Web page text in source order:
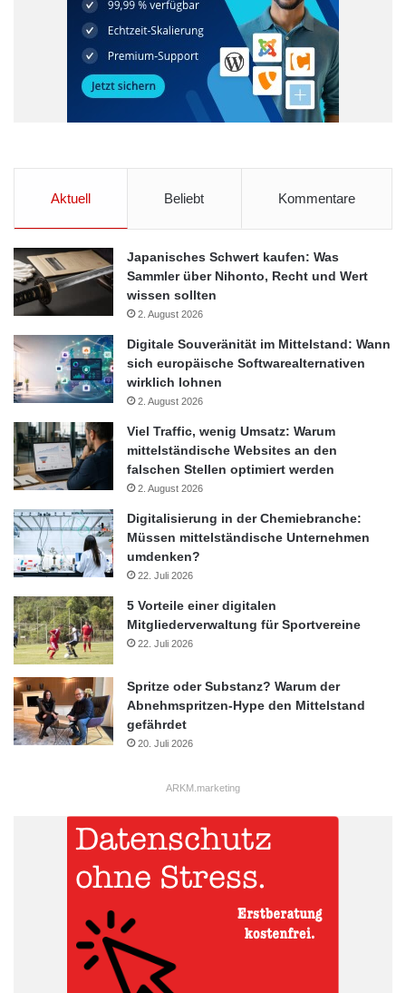
Aktuell Beliebt Kommentare
Japanisches Schwert kaufen: Was
Sammler über Nihonto, Recht und Wert
wissen sollten
2. August 2026
Digitale Souveränität im Mittelstand: Wann
sich europäische Softwarealternativen
wirklich lohnen
2. August 2026
Viel Traffic, wenig Umsatz: Warum
mittelständische Websites an den
falschen Stellen optimiert werden
2. August 2026
Digitalisierung in der Chemiebranche:
Müssen mittelständische Unternehmen
umdenken?
22. Juli 2026
5 Vorteile einer digitalen
Mitgliederverwaltung für Sportvereine
22. Juli 2026
Spritze oder Substanz? Warum der
Abnehmspritzen-Hype den Mittelstand
gefährdet
20. Juli 2026
ARKM.marketing